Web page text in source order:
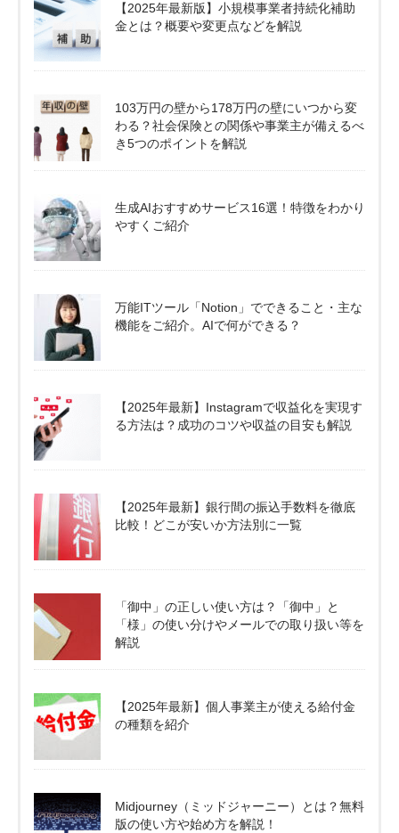
【2025年最新版】小規模事業者持続化補助
金とは？概要や変更点などを解説
103万円の壁から178万円の壁にいつから変
わる？社会保険との関係や事業主が備えるべ
き5つのポイントを解説
生成AIおすすめサービス16選！特徴をわかり
やすくご紹介
万能ITツール「Notion」でできること・主な
機能をご紹介。AIで何ができる？
【2025年最新】Instagramで収益化を実現す
る方法は？成功のコツや収益の目安も解説
【2025年最新】銀行間の振込手数料を徹底
比較！どこが安いか方法別に一覧
「御中」の正しい使い方は？「御中」と
「様」の使い分けやメールでの取り扱い等を
解説
【2025年最新】個人事業主が使える給付金
の種類を紹介
Midjourney（ミッドジャーニー）とは？無料
版の使い方や始め方を解説！